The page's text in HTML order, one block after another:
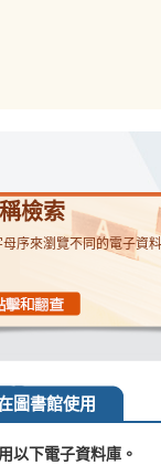
檢索
母序來瀏覽不同的電子資
圖書館使用
以下電子資料庫。